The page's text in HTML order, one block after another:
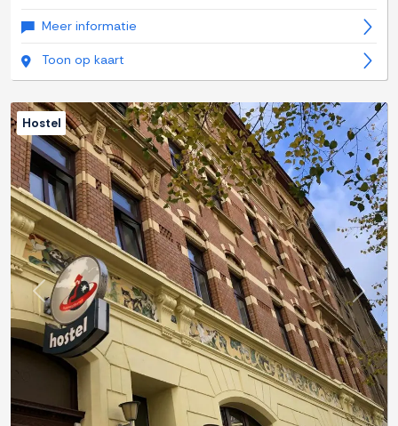
Meer informatie
Toon op kaart
Previous Next
Hostel